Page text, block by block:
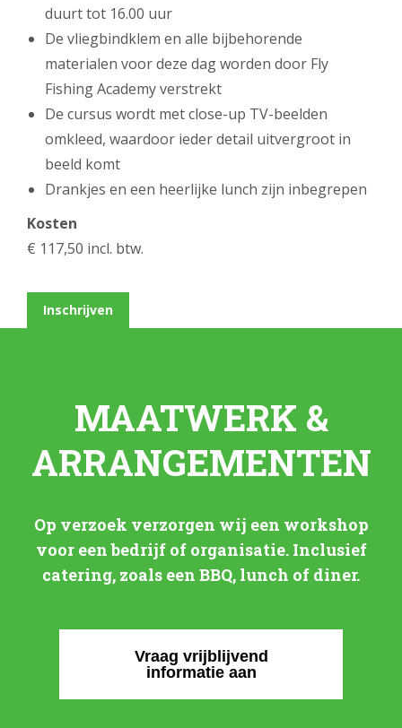
duurt tot 16.00 uur
De vliegbindklem en alle bijbehorende
materialen voor deze dag worden door Fly
Fishing Academy verstrekt
De cursus wordt met close-up TV-beelden
omkleed, waardoor ieder detail uitvergroot in
beeld komt
Drankjes en een heerlijke lunch zijn inbegrepen
Kosten
€ 117,50 incl. btw.
Inschrijven
MAATWERK &
ARRANGEMENTEN
Op verzoek verzorgen wij een workshop
voor een bedrijf of organisatie. Inclusief
catering, zoals een BBQ, lunch of diner.
Vraag vrijblijvend
informatie aan